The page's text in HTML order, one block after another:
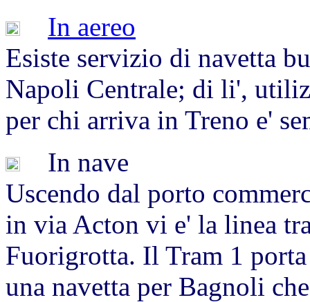
In aereo
Esiste servizio di navetta
Napoli Centrale; di li',
per chi arriva in Treno e'
In nave
Uscendo dal porto
in via Acton vi e' la linea
Fuorigrotta. Il Tram 1
una navetta per Bagnoli